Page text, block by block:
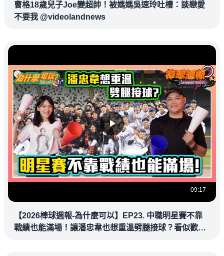
曹格18歲兒子Joe變超帥！被媽媽吳速玲吐槽：談戀愛
不要我 @videolandnews
09:17
【2026棒球週報-為什麼可以】EP23. 中職明星賽不靠
戰績也能滿場！讓潘忠韋也想重溫劈腿接球？看似歡樂